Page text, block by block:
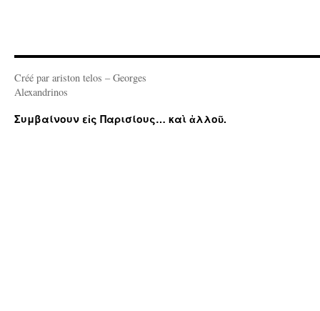
Créé par ariston telos – Georges
Alexandrinos
Συμβαίνουν εἰς Παρισίους… καὶ ἀλλοῦ.